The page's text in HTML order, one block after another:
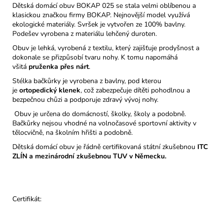
Dětská domácí obuv BOKAP 025 se stala velmi oblíbenou a
klasickou značkou firmy BOKAP. Nejnovější model využívá
ekologické materiály. Svršek je vytvořen ze 100% bavlny.
Podešev vyrobena z materiálu lehčený duroten.
Obuv je lehká, vyrobená z textilu, který zajišťuje prodyšnost a
dokonale se přizpůsobí tvaru nohy. K tomu napomáhá
všitá pruženka přes nárt.
Stélka bačkůrky je vyrobena z bavlny, pod kterou
je ortopedický klenek, což zabezpečuje dítěti pohodlnou a
bezpečnou chůzi a podporuje zdravý vývoj nohy.
Obuv je určena do domácností, školky, školy a podobně.
Bačkůrky nejsou vhodné na volnočasové sportovní aktivity v
tělocvičně, na školním hřišti a podobně.
Dětská domácí obuv je řádně certifikovaná státní zkušebnou ITC
ZLÍN a mezinárodní zkušebnou TUV v Německu.
Certifikát: